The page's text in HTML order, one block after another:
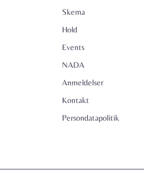
Skema
Hold
Events
NADA
Anmeldelser
Kontakt
Persondatapolitik